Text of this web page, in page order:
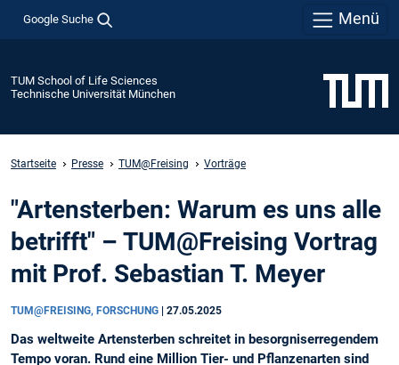
Google Suche Menü
TUM School of Life Sciences
Technische Universität München
Startseite Presse TUM@Freising Vorträge
"Artensterben: Warum es uns alle
betrifft" – TUM@Freising Vortrag
mit Prof. Sebastian T. Meyer
TUM@FREISING, FORSCHUNG 27.05.2025
Das weltweite Artensterben schreitet in besorgniserregendem
Tempo voran. Rund eine Million Tier- und Pflanzenarten sind